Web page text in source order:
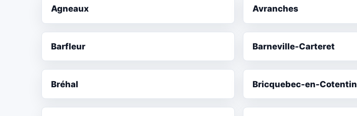
Agneaux Avranches
Barfleur Barneville-Carteret
Bréhal Bricquebec-en-Cotentin